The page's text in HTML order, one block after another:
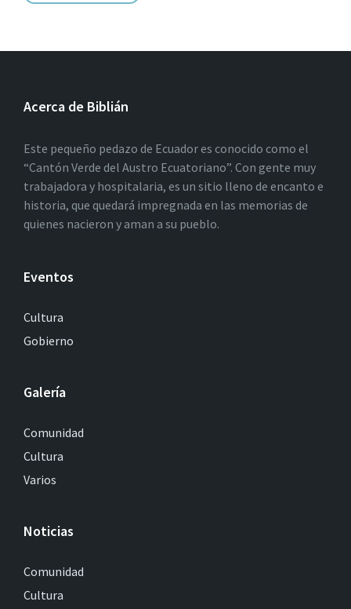
Acerca de Biblián
Este pequeño pedazo de Ecuador es conocido como el
“Cantón Verde del Austro Ecuatoriano”. Con gente muy
trabajadora y hospitalaria, es un sitio lleno de encanto e
historia, que quedará impregnada en las memorias de
quienes nacieron y aman a su pueblo.
Eventos
Cultura
Gobierno
Galería
Comunidad
Cultura
Varios
Noticias
Comunidad
Cultura